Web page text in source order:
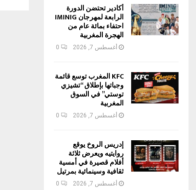
أكادير تحتضن الدورة
الرابعة لمهرجان IMINIG
احتفاء بمائة عام من
الهجرة المغربية
أغسطس 7, 2026 0
KFC المغرب توسع قائمة
وجباتها بإطلاق “تشيزي
توستي” في السوق
المغربية
أغسطس 7, 2026 0
إدريس الروخ يوقع
روايتيه ويعرض ثلاثة
أفلام قصيرة في أمسية
ثقافية وسينمائية بمرتيل
أغسطس 7, 2026 0